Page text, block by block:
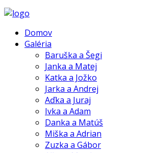
Domov
Galéria
Baruška a Šegi
Janka a Matej
Katka a Jožko
Jarka a Andrej
Aďka a Juraj
Ivka a Adam
Danka a Matúš
Miška a Adrian
Zuzka a Gábor